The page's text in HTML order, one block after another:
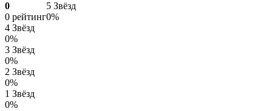
0
0 рейтинг
5 Звёзд
0%
4 Звёзд
0%
3 Звёзд
0%
2 Звёзд
0%
1 Звёзд
0%